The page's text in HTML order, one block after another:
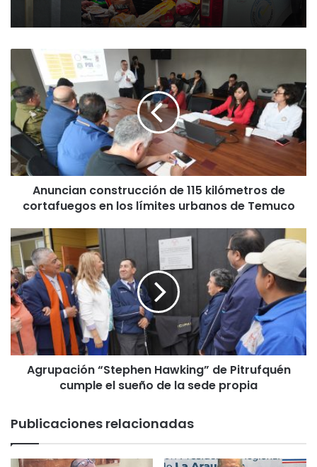
n
u
n
c
i
a
n
c
t
r
u
c
c
i
ó
n
d
k
i
l
Anuncian construcción de 115 kilómetros de
cortafuegos en los límites urbanos de Temuco
A
r
u
p
a
c
i
ó
e
p
h
Agrupación “Stephen Hawking” de Pitrufquén
cumple el sueño de la sede propia
Publicaciones relacionadas